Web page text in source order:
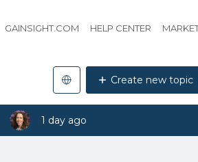
GAINSIGHT.COM HELP CENTER
Create new topic
1 day ago